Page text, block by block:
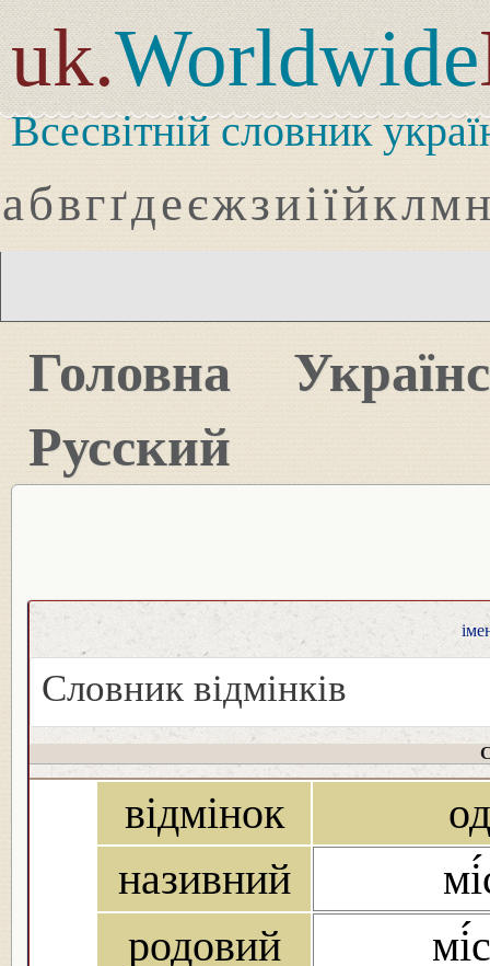
uk.Worldwide
Всесвітній словник
абвгґдеєжзиіїйклмн
Головна
Русский
Словник відмінків
відмінок
називний
родовий